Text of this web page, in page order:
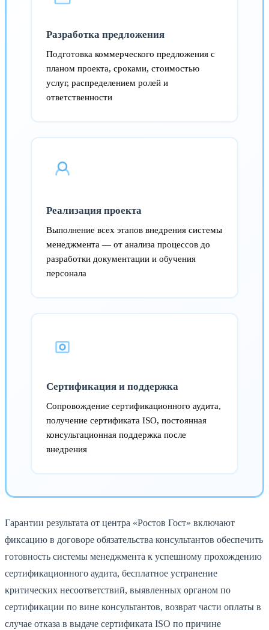
Разработка предложения
Подготовка коммерческого предложения с
планом проекта, сроками, стоимостью
услуг, распределением ролей и
ответственности
Реализация проекта
Выполнение всех этапов внедрения системы
менеджмента — от анализа процессов до
разработки документации и обучения
персонала
Сертификация и поддержка
Сопровождение сертификационного аудита,
получение сертификата ISO, постоянная
консультационная поддержка после
внедрения
Гарантии результата от центра «Ростов Гост» включают
фиксацию в договоре обязательства консультантов обеспечить
готовность системы менеджмента к успешному прохождению
сертификационного аудита, бесплатное устранение
критических несоответствий, выявленных органом по
сертификации по вине консультантов, возврат части оплаты в
случае отказа в выдаче сертификата ISO по причине